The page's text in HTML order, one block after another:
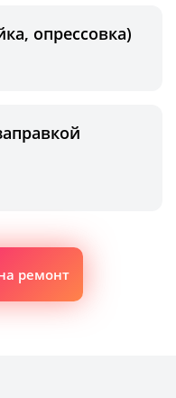
опрессовка)
ремонт